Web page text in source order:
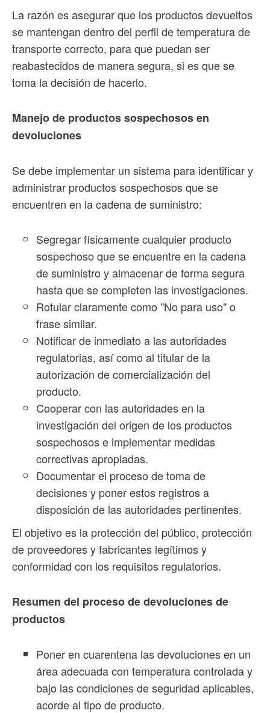
La razón es asegurar que los productos devueltos
se mantengan dentro del perfil de temperatura de
transporte correcto, para que puedan ser
reabastecidos de manera segura, si es que se
toma la decisión de hacerlo.
Manejo de productos sospechosos en
devoluciones
Se debe implementar un sistema para identificar y
administrar productos sospechosos que se
encuentren en la cadena de suministro:
Segregar físicamente cualquier producto
sospechoso que se encuentre en la cadena
de suministro y almacenar de forma segura
hasta que se completen las investigaciones.
Rotular claramente como "No para uso" o
frase similar.
Notificar de inmediato a las autoridades
regulatorias, así como al titular de la
autorización de comercialización del
producto.
Cooperar con las autoridades en la
investigación del origen de los productos
sospechosos e implementar medidas
correctivas apropiadas.
Documentar el proceso de toma de
decisiones y poner estos registros a
disposición de las autoridades pertinentes.
El objetivo es la protección del público, protección
de proveedores y fabricantes legítimos y
conformidad con los requisitos regulatorios.
Resumen del proceso de devoluciones de
productos
Poner en cuarentena las devoluciones en un
área adecuada con temperatura controlada y
bajo las condiciones de seguridad aplicables,
acorde al tipo de producto.